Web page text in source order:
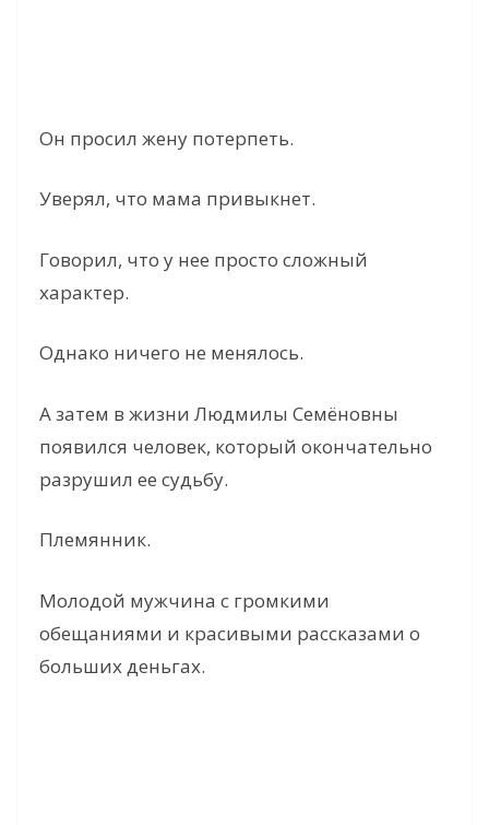
Он просил жену потерпеть.
Уверял, что мама привыкнет.
Говорил, что у нее просто сложный
характер.
Однако ничего не менялось.
А затем в жизни Людмилы Семёновны
появился человек, который окончательно
разрушил ее судьбу.
Племянник.
Молодой мужчина с громкими
обещаниями и красивыми рассказами о
больших деньгах.